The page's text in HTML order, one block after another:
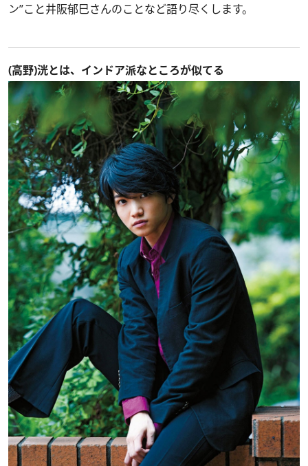
ン”こと井阪郁巳さんのことなど語り尽くします。
(高野)洸とは、インドア派なところが似てる